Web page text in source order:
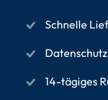
Schnelle
Datenschutz
14-tägiges